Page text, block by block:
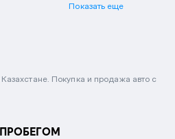
Показать еще
Покупка и продажа авто с